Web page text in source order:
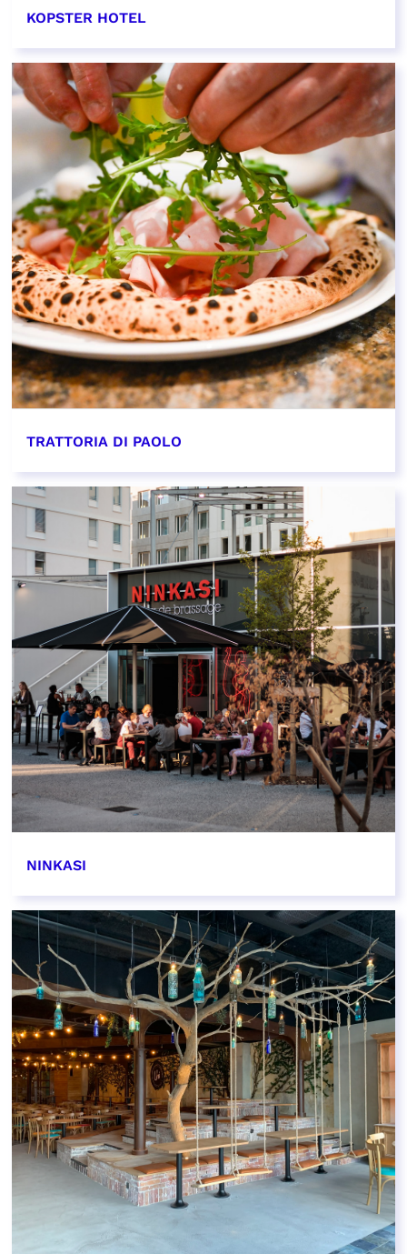
KOPSTER HOTEL
EN SAVOIR PLUS
TRATTORIA DI PAOLO
EN SAVOIR PLUS
NINKASI
EN SAVOIR PLUS